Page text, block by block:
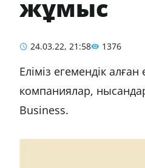
жұмыс
24.03.22, 21:58 1376
Еліміз егемендік
компаниялар,
Business.